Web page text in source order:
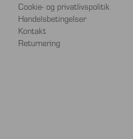
Cookie- og privatlivspolitik
Handelsbetingelser
Kontakt
Returnering